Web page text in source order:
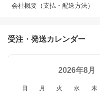
会社概要（支払・配送方法）
受注・発送カレンダー
2026年8月
日 月 火 水 木